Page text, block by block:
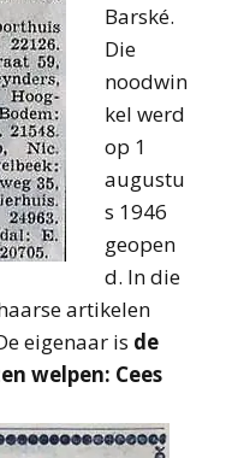
Barské.
Die
noodwin
kel werd
op 1
augustu
s 1946
geopen
d. In die
artikelen
eigenaar is de
welpen: Cees